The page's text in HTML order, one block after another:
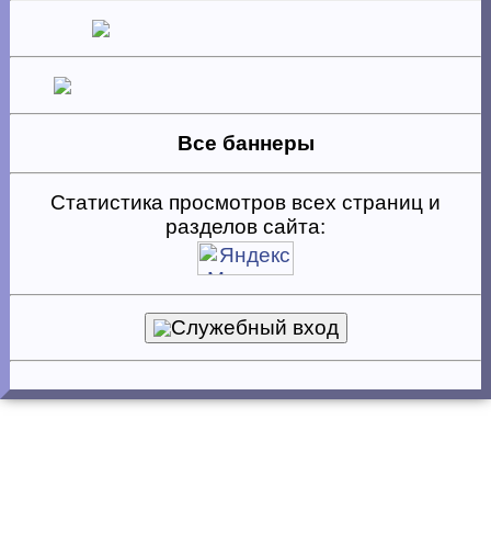
Все баннеры
Статистика просмотров всех страниц и
разделов сайта:
Служебный вход